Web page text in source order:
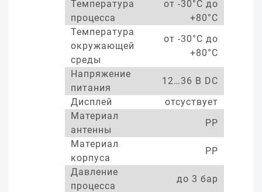
Температура
процесса
от -30°С до
+80°С
Температура
окружающей
среды
от -30°С до
+80°С
Напряжение
питания
12…36 В DC
Дисплей
отсуствует
Материал
антенны
PP
Материал
корпуса
PP
Давление
процесса
до 3 бар